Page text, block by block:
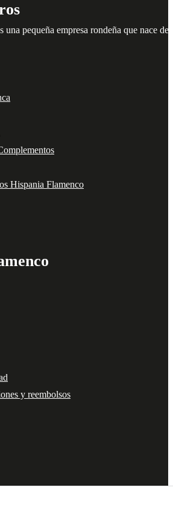
una pequeña empresa rondeña que nace
Hispania Flamenco
y reembolsos